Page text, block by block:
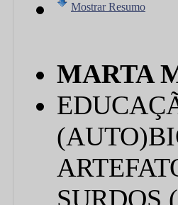
Mostrar Resumo
MARTA
SURDOS